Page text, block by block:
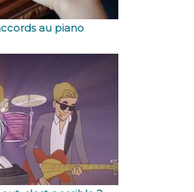
au piano